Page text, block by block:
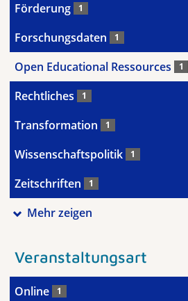
Förderung 1
Forschungsdaten 1
Open Educational Ressources 1
Rechtliches 1
Transformation 1
Wissenschaftspolitik 1
Zeitschriften 1
Mehr zeigen
Veranstaltungsart
Online 1